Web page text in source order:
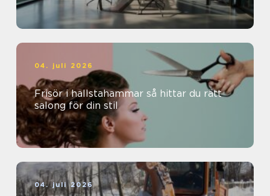
04. juli 2026
Frisör i hallstahammar så hittar du rätt
salong för din stil
04. juli 2026